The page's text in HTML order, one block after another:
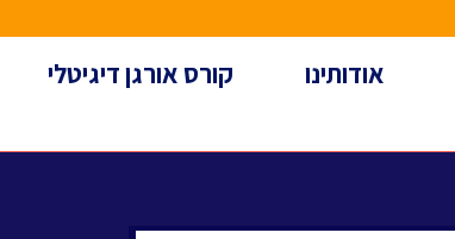
אודותינו קורס אורגן דיגיטלי